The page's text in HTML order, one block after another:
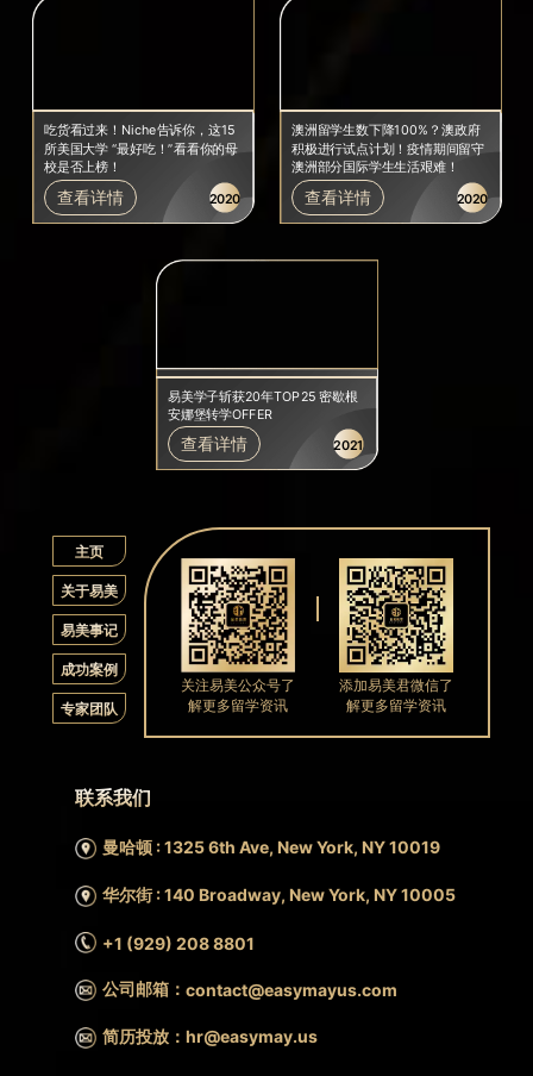
吃货看过来！Niche告诉你，这15
所美国大学 “最好吃！”看看你的母
校是否上榜！
查看详情 2020
澳洲留学生数下降100%？澳政府
积极进行试点计划！疫情期间留守
澳洲部分国际学生生活艰难！
查看详情 2020
易美学子斩获20年TOP25 密歇根
安娜堡转学OFFER
查看详情 2021
主页
关于易美
易美事记
成功案例
专家团队
联系我们
曼哈顿 : 1325 6th Ave, New York, NY 10019
华尔街 : 140 Broadway, New York, NY 10005
+1 (929) 208 8801
公司邮箱：contact@easymayus.com
简历投放：hr@easymay.us
关注易美公众号了
解更多留学资讯
添加易美君微信了
解更多留学资讯